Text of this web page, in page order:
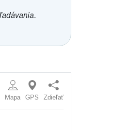
.
Mapa GPS Zdieľať